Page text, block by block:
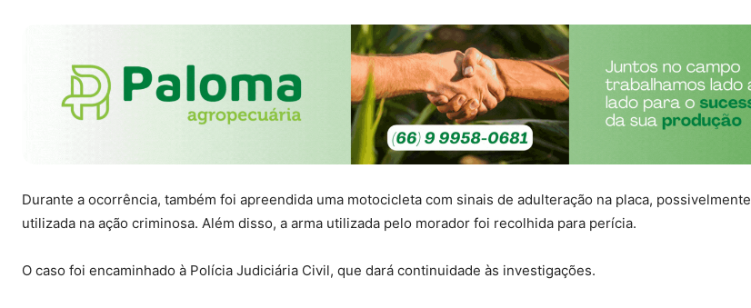
Durante a ocorrência, também foi apreendida uma motocicleta com sinais de adulteração na placa, possivelmente
utilizada na ação criminosa. Além disso, a arma utilizada pelo morador foi recolhida para perícia.
O caso foi encaminhado à Polícia Judiciária Civil, que dará continuidade às investigações.